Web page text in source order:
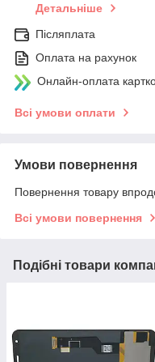
Детальніше
Післяплата
Оплата на рахунок
Онлайн-оплата
Всі умови оплати
Умови повернення
Повернення товару
Всі умови повернення
Подібні товари